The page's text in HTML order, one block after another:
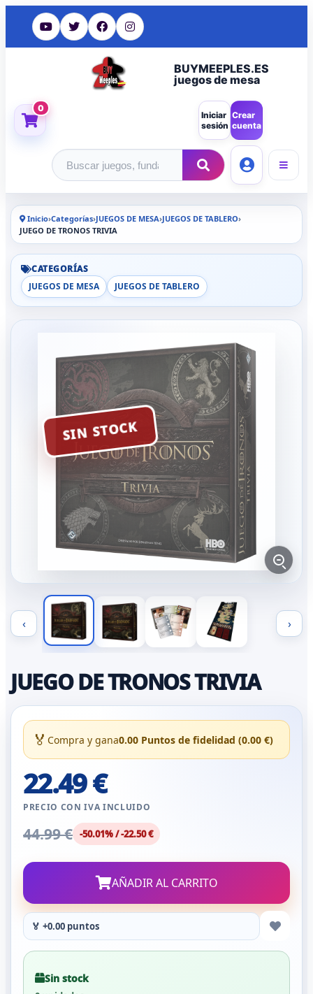
BUYMEEPLES.ES
juegos de mesa
0
Iniciar
sesión
Crear
cuenta
Buscar productos
Inicio›Categorías›JUEGOS DE MESA›JUEGOS DE TABLERO›
JUEGO DE TRONOS TRIVIA
CATEGORÍAS
JUEGOS DE MESA
JUEGOS DE TABLERO
SIN STOCK
‹ ›
JUEGO DE TRONOS TRIVIA
🏅 Compra y gana0.00 Puntos de fidelidad (0.00 €)
22.49 €
PRECIO CON IVA INCLUIDO
44.99 € -50.01% / -22.50 €
AÑADIR AL CARRITO
🏅 +0.00 puntos
Sin stock